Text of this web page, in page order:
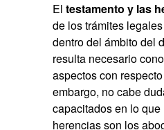
Eltestamento y las
de los trámites
dentro del ámbito del
resulta necesario
aspectos con
embargo, no cabe
capacitados en lo que
herencias son los